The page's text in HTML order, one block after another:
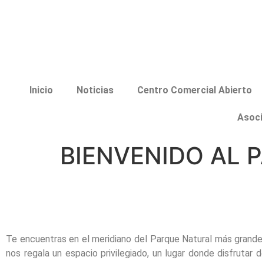
Inicio Noticias Centro Comercial Abierto
BIENVENIDO AL
Te encuentras en el meridiano del Parque Natural más
nos regala un espacio privilegiado, un lugar donde